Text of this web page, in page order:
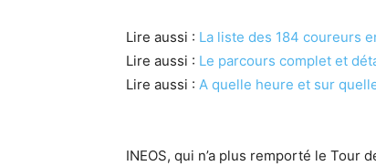
Lire aussi : La liste des 184 coureurs
Lire aussi : Le parcours complet et
Lire aussi : A quelle heure et sur
INEOS, qui n’a plus remporté le Tour